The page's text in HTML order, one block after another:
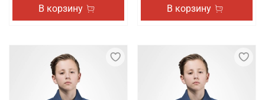
В корзину В корзину